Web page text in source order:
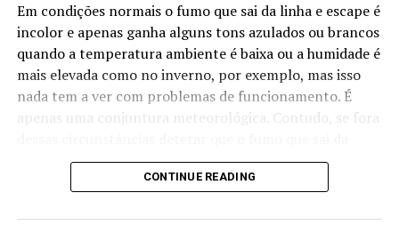
Em condições normais o fumo que sai da linha e escape é
incolor e apenas ganha alguns tons azulados ou brancos
quando a temperatura ambiente é baixa ou a humidade é
mais elevada como no inverno, por exemplo, mas isso
nada tem a ver com problemas de funcionamento. É
apenas uma conjuntura meteorológica. Contudo, se fora
ponteira de escape tem constantemente uma cor
distinta, então é altura de ficar alerta e intervir se for
CONTINUE READING